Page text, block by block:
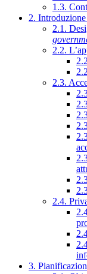
1.3.
2.
2.1.
2.2.
2.3.
2.4.
3.